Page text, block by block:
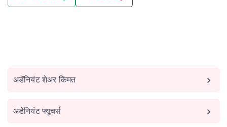
अडॅनियंट शेअर किंमत
अडेनियंट फ्यूचर्स